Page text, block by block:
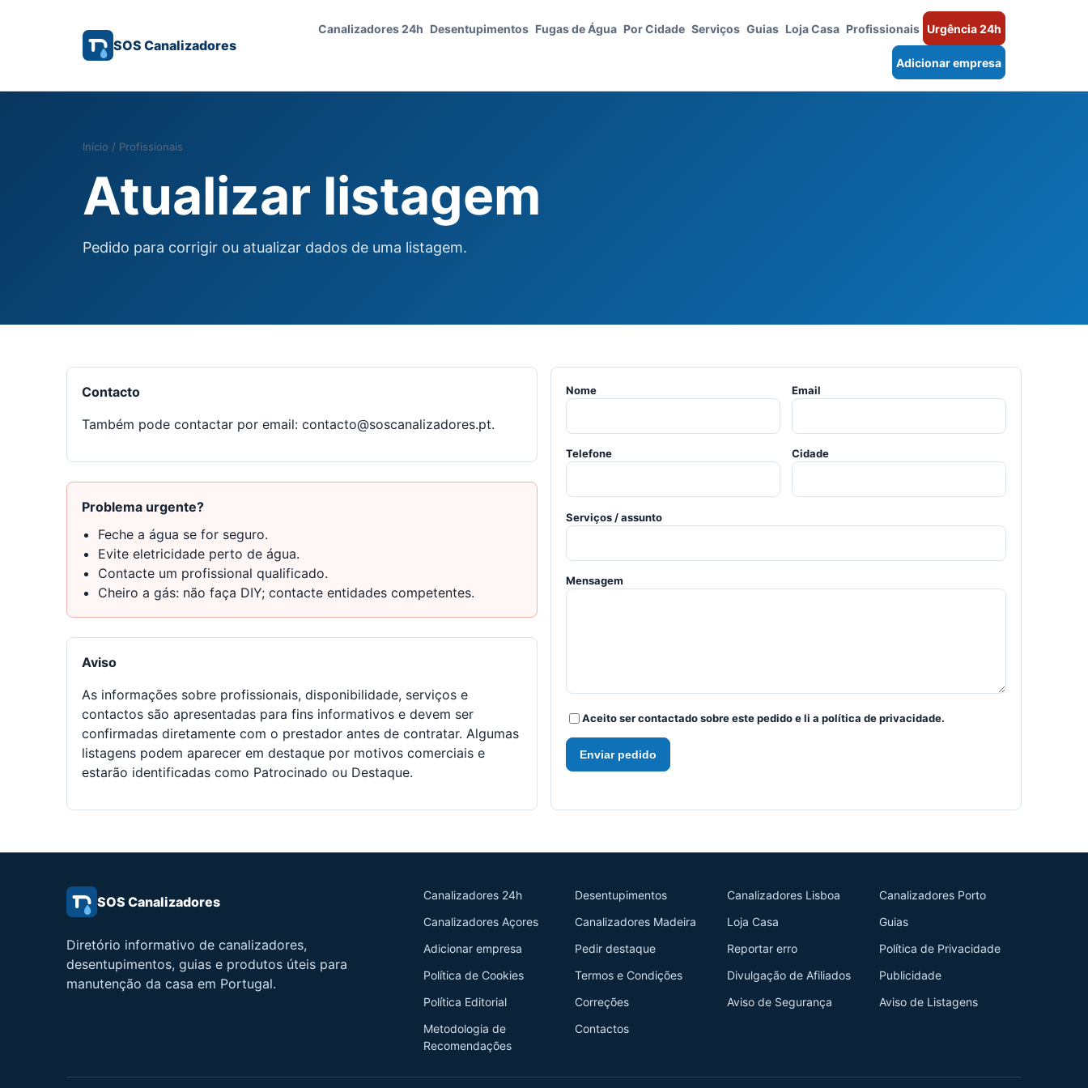
SOS Canalizadores
Canalizadores 24h Desentupimentos Fugas de Água Por Cidade Serviços Guias Loja Casa Profissionais Urgência 24h
Adicionar empresa
Início / Profissionais
Atualizar listagem
Pedido para corrigir ou atualizar dados de uma listagem.
Contacto
Também pode contactar por email: contacto@soscanalizadores.pt.
Problema urgente?
Feche a água se for seguro.
Evite eletricidade perto de água.
Contacte um profissional qualificado.
Cheiro a gás: não faça DIY; contacte entidades competentes.
Aviso
As informações sobre profissionais, disponibilidade, serviços e
contactos são apresentadas para fins informativos e devem ser
confirmadas diretamente com o prestador antes de contratar. Algumas
listagens podem aparecer em destaque por motivos comerciais e
estarão identificadas como Patrocinado ou Destaque.
Nome Email
Telefone Cidade
Serviços / assunto
Mensagem
Aceito ser contactado sobre este pedido e li a política de privacidade.
Enviar pedido
SOS Canalizadores
Diretório informativo de canalizadores,
desentupimentos, guias e produtos úteis para
manutenção da casa em Portugal.
Canalizadores 24h Desentupimentos Canalizadores Lisboa
Canalizadores Porto
Canalizadores Açores
Canalizadores Madeira Loja Casa
Guias
Adicionar empresa
Pedir destaque Reportar erro
Política de Privacidade
Política de Cookies
Termos e Condições Divulgação de Afiliados
Publicidade
Política Editorial
Correções Aviso de Segurança
Aviso de Listagens
Metodologia de
Recomendações
Contactos